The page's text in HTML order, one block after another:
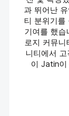
과 뛰어난
티 분위기를
기여를 했습
로지 커뮤니
니티에서
이 Jatin이